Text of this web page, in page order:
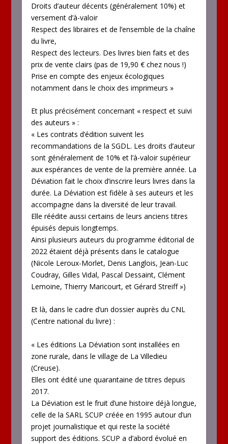
Droits d’auteur décents (généralement 10%) et
versement d’à-valoir
Respect des libraires et de l’ensemble de la chaîne
du livre,
Respect des lecteurs. Des livres bien faits et des
prix de vente clairs (pas de 19,90 € chez nous !)
Prise en compte des enjeux écologiques
notamment dans le choix des imprimeurs »
Et plus précisément concernant « respect et suivi
des auteurs » :
« Les contrats d’édition suivent les
recommandations de la SGDL. Les droits d’auteur
sont généralement de 10% et l’à-valoir supérieur
aux espérances de vente de la première année. La
Déviation fait le choix d’inscrire leurs livres dans la
durée. La Déviation est fidèle à ses auteurs et les
accompagne dans la diversité de leur travail.
Elle réédite aussi certains de leurs anciens titres
épuisés depuis longtemps.
Ainsi plusieurs auteurs du programme éditorial de
2022 étaient déjà présents dans le catalogue
(Nicole Leroux-Morlet, Denis Langlois, Jean-Luc
Coudray, Gilles Vidal, Pascal Dessaint, Clément
Lemoine, Thierry Maricourt, et Gérard Streiff »)
Et là, dans le cadre d’un dossier auprès du CNL
(Centre national du livre) :
« Les éditions La Déviation sont installées en
zone rurale, dans le village de La Villedieu
(Creuse).
Elles ont édité une quarantaine de titres depuis
2017.
La Déviation est le fruit d’une histoire déjà longue,
celle de la SARL SCUP créée en 1995 autour d’un
projet journalistique et qui reste la société
support des éditions. SCUP a d’abord évolué en